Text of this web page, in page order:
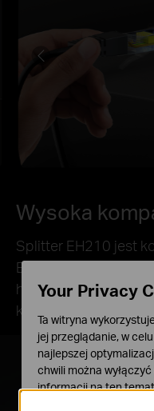
Wysoka
Splitter EH210 jest
Ethernet kategorii 8/
hubami,
komputerami, a
Your Privacy
Ta witryna
jej przeglądanie, w
najlepszej
chwili można
informacji na ten